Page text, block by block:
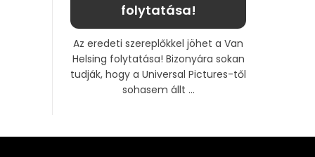
folytatása!
Az eredeti szereplőkkel jöhet a Van
Helsing folytatása! Bizonyára sokan
tudják, hogy a Universal Pictures-től
sohasem állt ...